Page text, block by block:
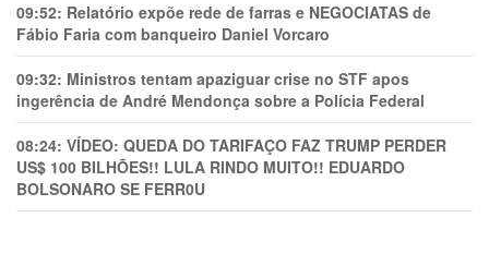
09:52: Relatório expõe rede de farras e NEGOCIATAS de
Fábio Faria com banqueiro Daniel Vorcaro
09:32: Ministros tentam apaziguar crise no STF apos
ingerência de André Mendonça sobre a Polícia Federal
08:24: VÍDEO: QUEDA DO TARIFAÇO FAZ TRUMP PERDER
US$ 100 BILHÕES!! LULA RINDO MUITO!! EDUARDO
BOLSONARO SE FERR0U